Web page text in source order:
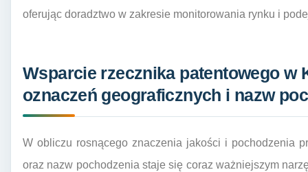
oferując doradztwo w zakresie monitorowania rynku i
Wsparcie rzecznika patentowego w
oznaczeń geograficznych i nazw
W obliczu rosnącego znaczenia jakości i pochodzenia
oraz nazw pochodzenia staje się coraz ważniejszym